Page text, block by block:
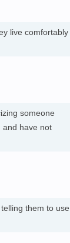
live comfortably
someone
and have not
them to use